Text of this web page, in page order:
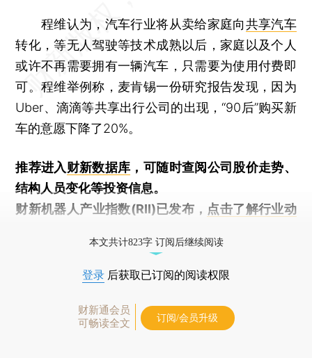
程维认为，汽车行业将从卖给家庭向共享汽车
转化，等无人驾驶等技术成熟以后，家庭以及个人
或许不再需要拥有一辆汽车，只需要为使用付费即
可。程维举例称，麦肯锡一份研究报告发现，因为
Uber、滴滴等共享出行公司的出现，“90后”购买新
车的意愿下降了20%。
推荐进入财新数据库 ，可随时查阅公司股价走势、
结构人员变化等投资信息。
财新机器人产业指数(RII)已发布， 点击了解行业动
本文共计823字 订阅后继续阅读
登录 后获取已订阅的阅读权限
财新通会员
可畅读全文
订阅/会员升级